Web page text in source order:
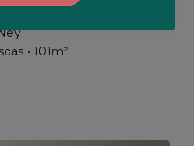
• 101m²